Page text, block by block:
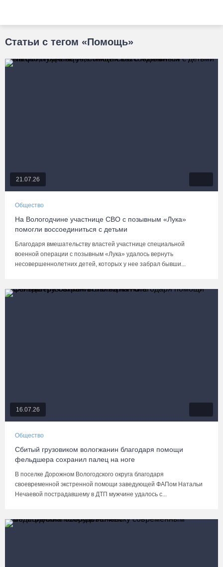
Статьи с тегом «Помощь»
21.07.26
Общество
На Вологодчине участнице СВО с позывным «Лука»
помогли воссоединиться с детьми
Благодаря вмешательству властей участнице специальной
военной операции с позывным «Лука» удалось вернуть
несовершеннолетних детей, которых у нее забрал бывши...
16.07.26
Общество
Сбитый грузовиком вологжанин благодаря помощи
фельдшера сохранил палец на ноге
В поселке Дорожном Вологодского округа благодаря
своевременной экстренной помощи заведующей ФАПом Натальи
Нечаевой пострадавшему в ДТП мужчине удалось с...